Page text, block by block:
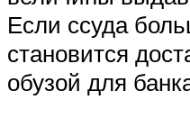
Если ссуда
становится
обузой для